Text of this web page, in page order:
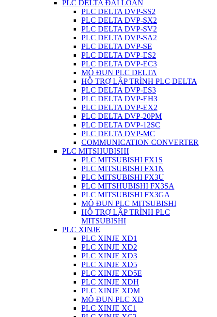
PLC DELTA ĐÀI LOAN
PLC DELTA DVP-SS2
PLC DELTA DVP-SX2
PLC DELTA DVP-SV2
PLC DELTA DVP-SA2
PLC DELTA DVP-SE
PLC DELTA DVP-ES2
PLC DELTA DVP-EC3
MÔ ĐUN PLC DELTA
HỖ TRỢ LẬP TRÌNH PLC DELTA
PLC DELTA DVP-ES3
PLC DELTA DVP-EH3
PLC DELTA DVP-EX2
PLC DELTA DVP-20PM
PLC DELTA DVP-12SC
PLC DELTA DVP-MC
COMMUNICATION CONVERTER
PLC MITSHUBISHI
PLC MITSUBISHI FX1S
PLC MITSUBISHI FX1N
PLC MITSUBISHI FX3U
PLC MITSHUBISHI FX3SA
PLC MITSUBISHI FX3GA
MÔ ĐUN PLC MITSUBISHI
HỖ TRỢ LẬP TRÌNH PLC
MITSUBISHI
PLC XINJE
PLC XINJE XD1
PLC XINJE XD2
PLC XINJE XD3
PLC XINJE XD5
PLC XINJE XD5E
PLC XINJE XDH
PLC XINJE XDM
MÔ ĐUN PLC XD
PLC XINJE XC1